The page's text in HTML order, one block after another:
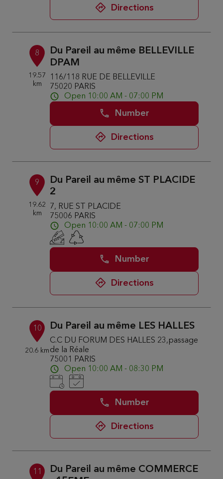
Directions
8
19.57
km
Du Pareil au même BELLEVILLE
DPAM
116/118 RUE DE BELLEVILLE
75020 PARIS
Open 10:00 AM - 07:00 PM
Number
Directions
9
19.62
km
Du Pareil au même ST PLACIDE
2
7, RUE ST PLACIDE
75006 PARIS
Open 10:00 AM - 07:00 PM
Number
Directions
10
20.6 km
Du Pareil au même LES HALLES
C.C DU FORUM DES HALLES 23,passage
de la Réale
75001 PARIS
Open 10:00 AM - 08:30 PM
Number
Directions
11
Du Pareil au même COMMERCE